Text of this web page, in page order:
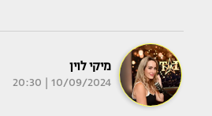
מיקי לוין
10/09/2024 | 20:30